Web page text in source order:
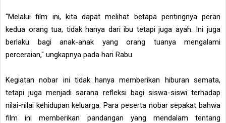
"Melalui film ini, kita dapat melihat betapa pentingnya peran
kedua orang tua, tidak hanya dari ibu tetapi juga ayah. Ini juga
berlaku bagi anak-anak yang orang tuanya mengalami
perceraian," ungkapnya pada hari Rabu.
Kegiatan nobar ini tidak hanya memberikan hiburan semata,
tetapi juga menjadi sarana refleksi bagi siswa-siswi terhadap
nilai-nilai kehidupan keluarga. Para peserta nobar sepakat bahwa
film ini memberikan pandangan yang mendalam tentang